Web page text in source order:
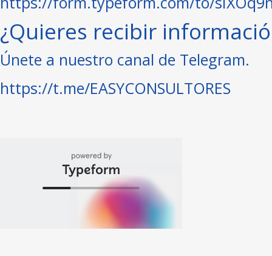
¿Quieres recibir
Únete a nuestro canal de Telegram. ⁣⁣⁣⁣
https://t.me/EASYCONSULTORES